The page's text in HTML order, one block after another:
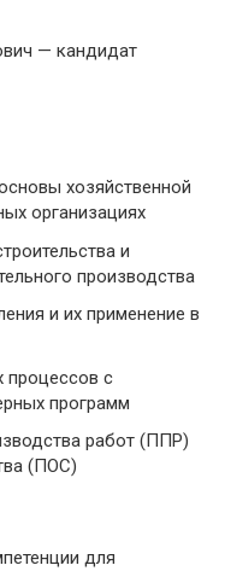
— кандидат
хозяйственной
организациях
и
производства
и их применение в
процессов с
программ
работ (ППР)
(ПОС)
для